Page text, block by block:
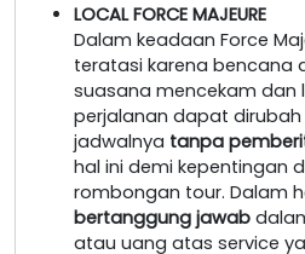
LOCAL FORCE MAJEURE
Dalam keadaan Force
teratasi karena bencana
suasana mencekam dan
perjalanan dapat
jadwalnya tanpa
hal ini demi kepentingan
rombongan tour. Dalam
bertanggung jawab
atau uang atas service